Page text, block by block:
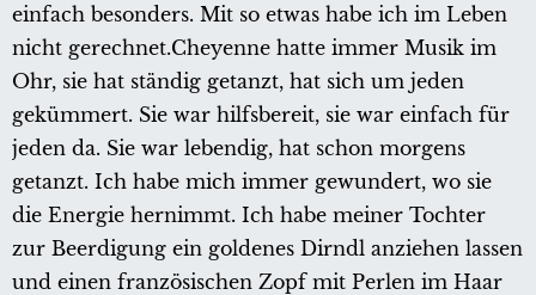
einfach besonders. Mit so etwas habe ich im Leben
nicht gerechnet.Cheyenne hatte immer Musik im
Ohr, sie hat ständig getanzt, hat sich um jeden
gekümmert. Sie war hilfsbereit, sie war einfach für
jeden da. Sie war lebendig, hat schon morgens
getanzt. Ich habe mich immer gewundert, wo sie
die Energie hernimmt. Ich habe meiner Tochter
zur Beerdigung ein goldenes Dirndl anziehen lassen
und einen französischen Zopf mit Perlen im Haar